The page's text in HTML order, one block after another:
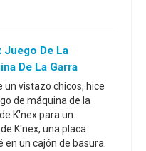
Juego De La
De La Garra
un vistazo chicos, hice
de máquina de la
K'nex para un
K'nex, una placa
en un cajón de basura.